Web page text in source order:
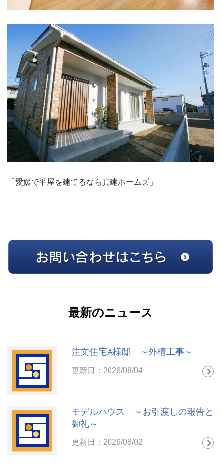
「愛媛で平屋を建てるなら真建ホームズ」
最新のニュース
注文住宅A様邸 ～外構工事～
更新日：2026/08/04
モデルハウス ～お引渡しの報告と
御礼～
更新日：2026/08/02